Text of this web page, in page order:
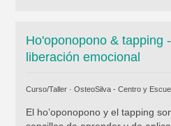
Ho'oponopono & tapping
liberación emocional
Curso/Taller · OsteoSilva - Centro y
El ho’oponopono y el tapping